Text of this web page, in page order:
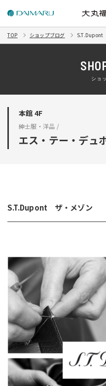
TOP ショップブログ S.T.Dupont
ショ
本館 4F
紳士服・洋品 /
エス・テー・デュ
S.T.Dupont ザ・メゾン